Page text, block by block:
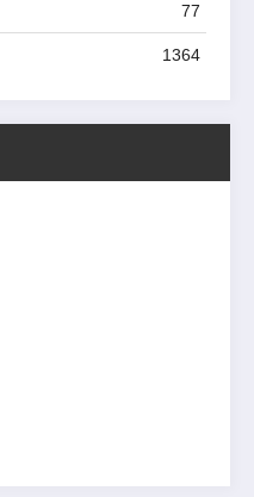
77
1364